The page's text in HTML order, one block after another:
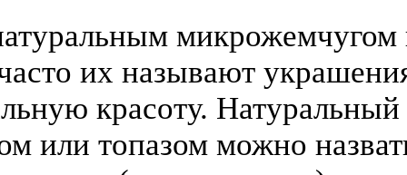
микрожемчугом
их называют
красоту.
или топазом можно